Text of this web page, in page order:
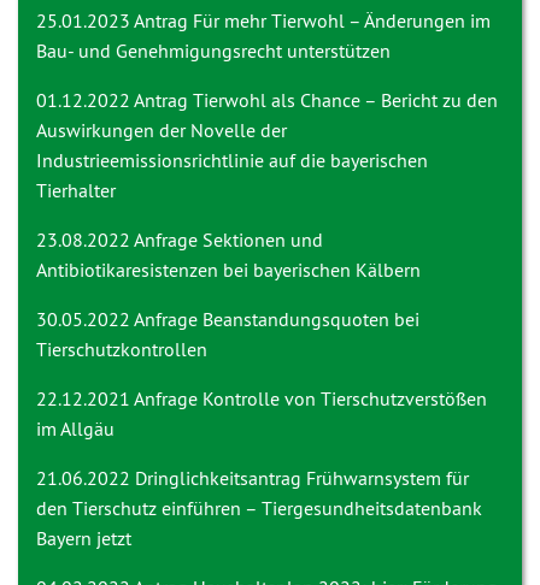
25.01.2023 Antrag Für mehr Tierwohl – Änderungen im
Bau- und Genehmigungsrecht unterstützen
01.12.2022 Antrag Tierwohl als Chance – Bericht zu den
Auswirkungen der Novelle der
Industrieemissionsrichtlinie auf die bayerischen
Tierhalter
23.08.2022 Anfrage Sektionen und
Antibiotikaresistenzen bei bayerischen Kälbern
30.05.2022 Anfrage Beanstandungsquoten bei
Tierschutzkontrollen
22.12.2021 Anfrage Kontrolle von Tierschutzverstößen
im Allgäu
21.06.2022 Dringlichkeitsantrag Frühwarnsystem für
den Tierschutz einführen – Tiergesundheitsdatenbank
Bayern jetzt